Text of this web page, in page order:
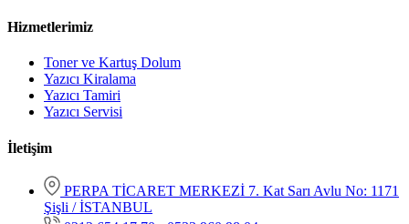
Hizmetlerimiz
Toner ve Kartuş Dolum
Yazıcı Kiralama
Yazıcı Tamiri
Yazıcı Servisi
İletişim
PERPA TİCARET MERKEZİ 7. Kat Sarı Avlu No: 1171
Şişli / İSTANBUL